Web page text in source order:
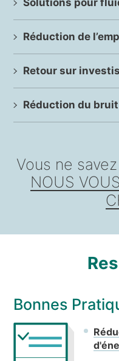
Solutions pour
Réduction de
Retour sur
Réduction du bruit
Vous ne
NOUS
Bonnes